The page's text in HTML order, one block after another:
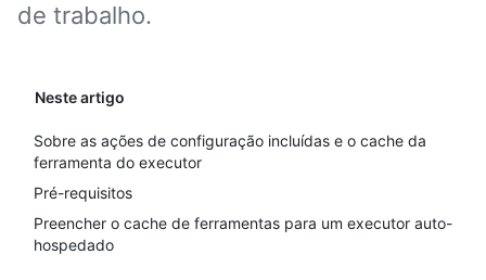
de trabalho.
Neste artigo
Sobre as ações de configuração incluídas e o cache da
ferramenta do executor
Pré-requisitos
Preencher o cache de ferramentas para um executor auto-
hospedado